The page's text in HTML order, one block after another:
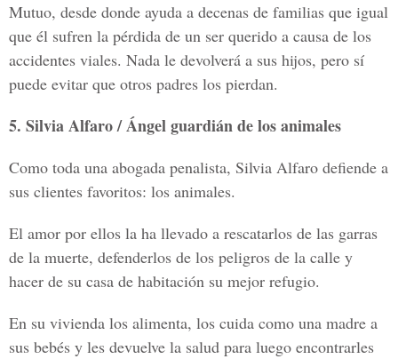
Mutuo, desde donde ayuda a decenas de familias que igual
que él sufren la pérdida de un ser querido a causa de los
accidentes viales. Nada le devolverá a sus hijos, pero sí
puede evitar que otros padres los pierdan.
5. Silvia Alfaro / Ángel guardián de los animales
Como toda una abogada penalista, Silvia Alfaro defiende a
sus clientes favoritos: los animales.
El amor por ellos la ha llevado a rescatarlos de las garras
de la muerte, defenderlos de los peligros de la calle y
hacer de su casa de habitación su mejor refugio.
En su vivienda los alimenta, los cuida como una madre a
sus bebés y les devuelve la salud para luego encontrarles